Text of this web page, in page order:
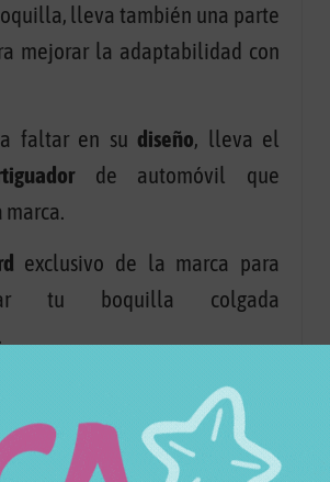
lleva también una parte
mejorar la adaptabilidad con
faltar en su diseño, lleva el
de automóvil que
marca.
exclusivo de la marca para
tu boquilla colgada
disponemos de una amplia
para que puedas combinar
Spring 2.0 como desees.